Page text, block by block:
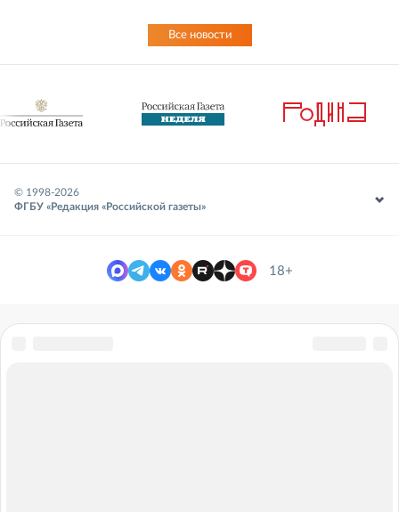
Все новости
© 1998-2026
ФГБУ «Редакция «Российской газеты»
18+